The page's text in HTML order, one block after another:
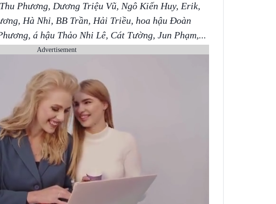
Phương, Dương Triệu Vũ, Ngô Kiến Huy, Erik,
Hà Nhi, BB Trần, Hải Triều, hoa hậu Đoàn
á hậu Thảo Nhi Lê, Cát Tường, Jun Phạm,...
Advertisement